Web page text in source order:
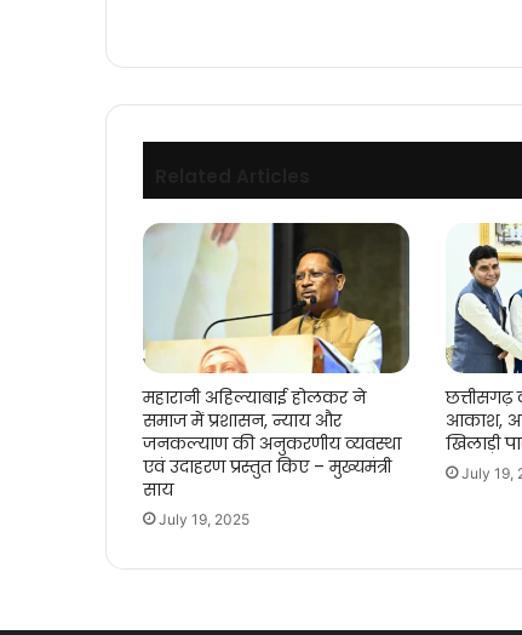
महारानी अहिल्याबाई होलकर ने
समाज में प्रशासन, न्याय और
जनकल्याण की अनुकरणीय व्यवस्था
एवं उदाहरण प्रस्तुत किए – मुख्यमंत्री
साय
July 19, 2025
छत्तीसगढ़
आकाश,
खिलाड़ी
July 19,